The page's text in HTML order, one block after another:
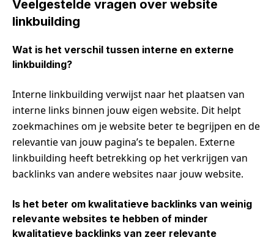
Veelgestelde vragen over website
linkbuilding
Wat is het verschil tussen interne en externe
linkbuilding?
Interne linkbuilding verwijst naar het plaatsen van
interne links binnen jouw eigen website. Dit helpt
zoekmachines om je website beter te begrijpen en de
relevantie van jouw pagina’s te bepalen. Externe
linkbuilding heeft betrekking op het verkrijgen van
backlinks van andere websites naar jouw website.
Is het beter om kwalitatieve backlinks van weinig
relevante websites te hebben of minder
kwalitatieve backlinks van zeer relevante